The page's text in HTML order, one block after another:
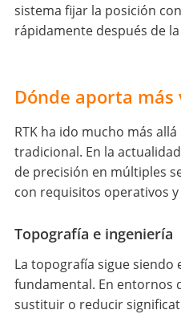
sistema fijar la posición
rápidamente después de
Dónde aporta más
RTK ha ido mucho más
tradicional. En la
de precisión en múltiples
con requisitos operativos
Topografía e ingeniería
La topografía sigue siendo
fundamental. En entornos
sustituir o reducir